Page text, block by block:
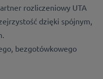
rozliczeniowy UTA
dzięki spójnym,
bezgotówkowego